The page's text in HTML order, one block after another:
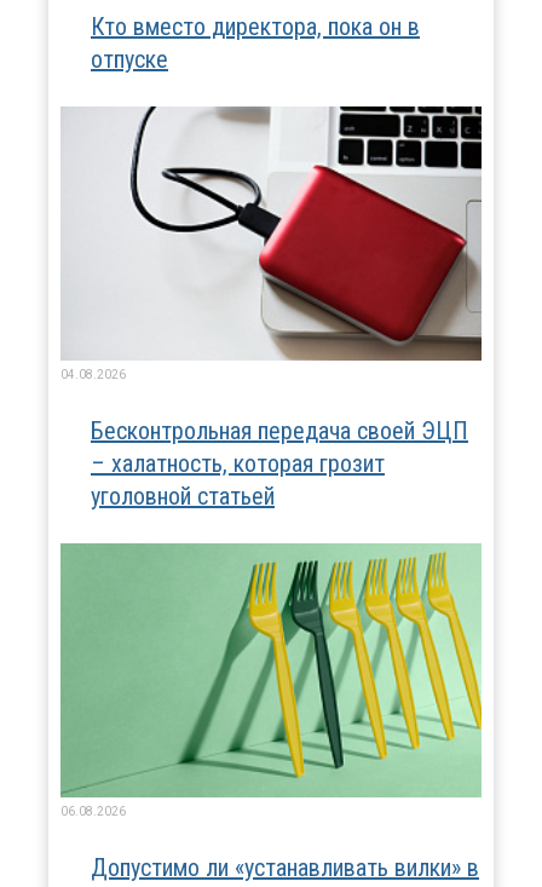
Кто вместо директора, пока он в
отпуске
04.08.2026
Бесконтрольная передача своей ЭЦП
– халатность, которая грозит
уголовной статьей
06.08.2026
Допустимо ли «устанавливать вилки» в